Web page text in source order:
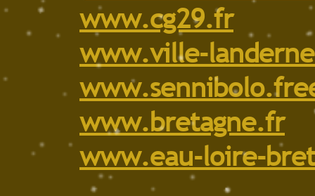
www.cg29.fr
www.ville-
www.bretagne.fr
www.eau-loire-